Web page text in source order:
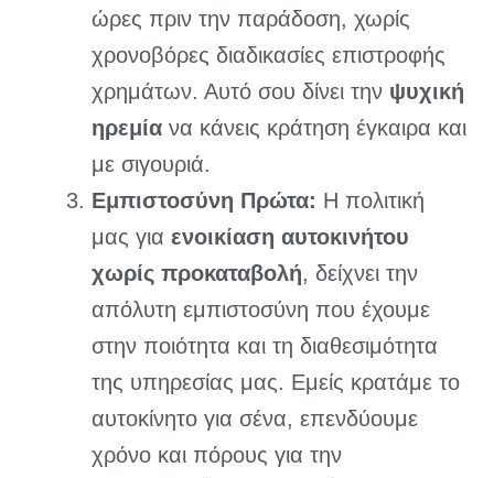
ώρες πριν την παράδοση, χωρίς
χρονοβόρες διαδικασίες επιστροφής
χρημάτων. Αυτό σου δίνει την ψυχική
ηρεμία να κάνεις κράτηση έγκαιρα και
με σιγουριά.
Εμπιστοσύνη Πρώτα: Η πολιτική
μας γιαενοικίαση αυτοκινήτου
χωρίς προκαταβολή, δείχνει την
απόλυτη εμπιστοσύνη που έχουμε
στην ποιότητα και τη διαθεσιμότητα
της υπηρεσίας μας. Εμείς κρατάμε το
αυτοκίνητο για σένα, επενδύουμε
χρόνο και πόρους για την